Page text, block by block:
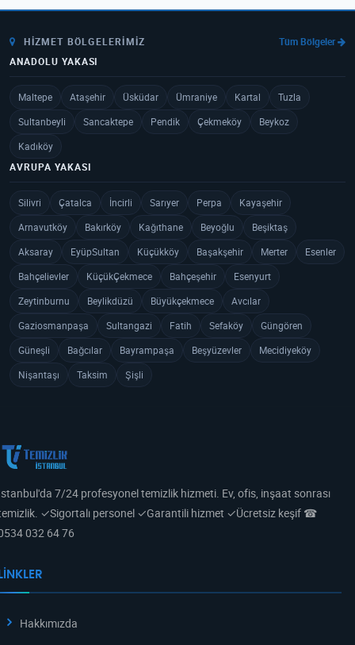
HIZMET BÖLGELERIMIZ
Tüm Bölgeler
ANADOLU YAKASI
Maltepe Ataşehir Üsküdar Ümraniye Kartal
Tuzla
Sultanbeyli
Sancaktepe Pendik Çekmeköy
Beykoz
Kadıköy
AVRUPA YAKASI
Silivri Çatalca İncirli Sarıyer Perpa
Kayaşehir
Arnavutköy
Bakırköy Kağıthane Beyoğlu
Beşiktaş
Aksaray
EyüpSultan Küçükköy Başakşehir Merter
Esenler
Bahçelievler
KüçükÇekmece Bahçeşehir
Esenyurt
Zeytinburnu
Beylikdüzü Büyükçekmece
Avcılar
Gaziosmanpaşa
Sultangazi Fatih Sefaköy
Güngören
Güneşli
Bağcılar Bayrampaşa Beşyüzevler
Mecidiyeköy
Nişantaşı
Taksim Şişli
7/24 profesyonel temizlik hizmeti. Ev, ofis, inşaat sonrası
✓Sigortalı personel ✓Garantili hizmet ✓Ücretsiz keşif ☎
032 64 76
Hakkımızda